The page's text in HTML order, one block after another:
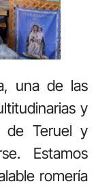
una de las
y
de Teruel y
Estamos
romería